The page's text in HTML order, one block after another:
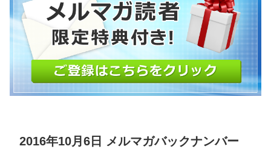
2016年10月6日 メルマガバックナンバー